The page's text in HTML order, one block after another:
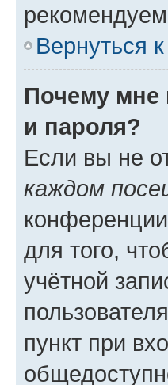
Вернуться
Почему мне
и пароля?
Если вы не
каждом
для того,
учётной
пункт при